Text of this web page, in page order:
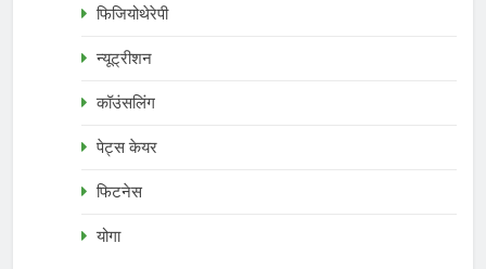
फिजियोथेरेपी
न्यूट्रीशन
कॉउंसलिंग
पेट्स केयर
फिटनेस
योगा